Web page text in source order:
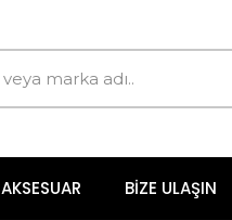
AKSESUAR BIZE ULAŞIN